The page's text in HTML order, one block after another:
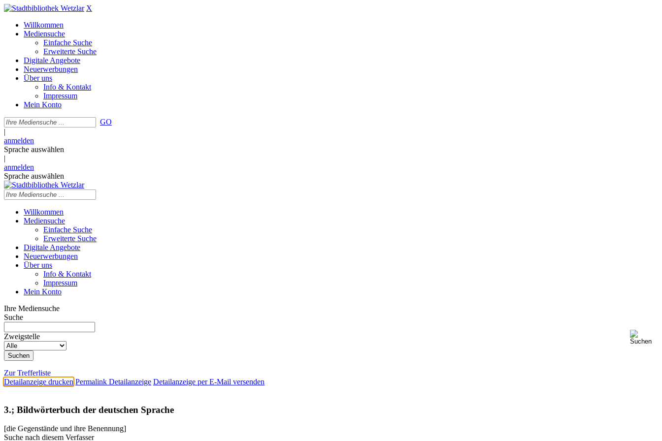
X
Willkommen
Mediensuche
Einfache Suche
Erweiterte Suche
Digitale Angebote
Neuerwerbungen
Über uns
Info & Kontakt
Impressum
Mein Konto
GO
|
anmelden
Sprache auswählen
|
anmelden
Sprache auswählen
Willkommen
Mediensuche
Einfache Suche
Erweiterte Suche
Digitale Angebote
Neuerwerbungen
Über uns
Info & Kontakt
Impressum
Mein Konto
Ihre Mediensuche
Suche
Zweigstelle
Zur Trefferliste
Detailanzeige drucken Permalink Detailanzeige Detailanzeige per E-Mail versenden
3.; Bildwörterbuch der deutschen Sprache
[die Gegenstände und ihre Benennung]
Suche nach diesem Verfasser